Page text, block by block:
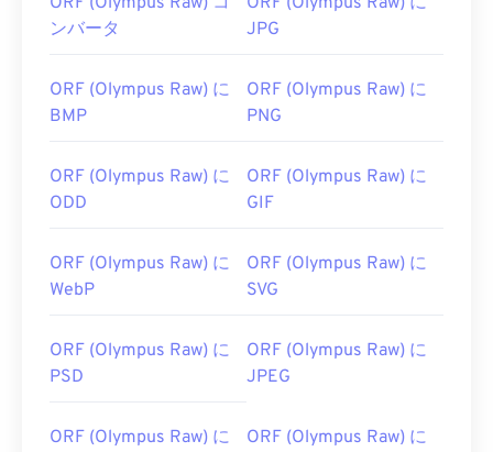
ンバータ
JPG
ORF (Olympus Raw) に
BMP
ORF (Olympus Raw) に
PNG
ORF (Olympus Raw) に
ODD
ORF (Olympus Raw) に
GIF
ORF (Olympus Raw) に
WebP
ORF (Olympus Raw) に
SVG
ORF (Olympus Raw) に
PSD
ORF (Olympus Raw) に
JPEG
ORF (Olympus Raw) に
ORF (Olympus Raw) に